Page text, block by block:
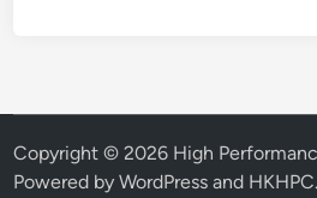
Copyright © 2026 High
Powered by WordPress and HKHPC.